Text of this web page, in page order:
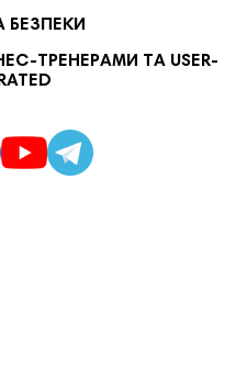
БЕЗПЕКИ
ТРЕНЕРАМИ ТА USER-